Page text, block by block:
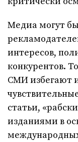
Медиа могут
интересов,
конкурентов.
СМИ избегают
статьи,
изданиями в